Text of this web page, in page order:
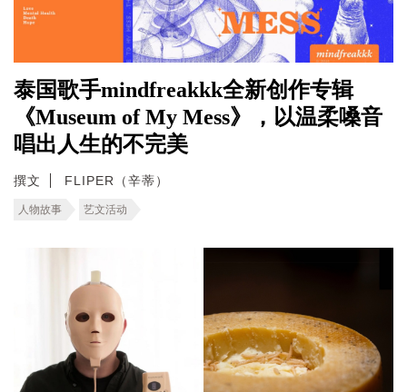
泰国歌手mindfreakkk全新创作专辑
《Museum of My Mess》，以温柔嗓音
唱出人生的不完美
撰文 FLIPER（辛蒂）
人物故事 艺文活动